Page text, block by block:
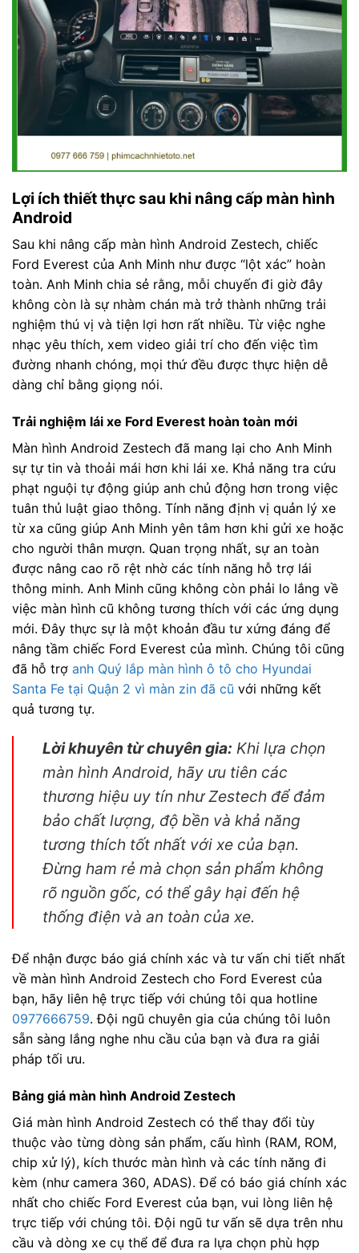
Lợi ích thiết thực sau khi nâng cấp màn hình
Android
Sau khi nâng cấp màn hình Android Zestech, chiếc
Ford Everest của Anh Minh như được “lột xác” hoàn
toàn. Anh Minh chia sẻ rằng, mỗi chuyến đi giờ đây
không còn là sự nhàm chán mà trở thành những trải
nghiệm thú vị và tiện lợi hơn rất nhiều. Từ việc nghe
nhạc yêu thích, xem video giải trí cho đến việc tìm
đường nhanh chóng, mọi thứ đều được thực hiện dễ
dàng chỉ bằng giọng nói.
Trải nghiệm lái xe Ford Everest hoàn toàn mới
Màn hình Android Zestech đã mang lại cho Anh Minh
sự tự tin và thoải mái hơn khi lái xe. Khả năng tra cứu
phạt nguội tự động giúp anh chủ động hơn trong việc
tuân thủ luật giao thông. Tính năng định vị quản lý xe
từ xa cũng giúp Anh Minh yên tâm hơn khi gửi xe hoặc
cho người thân mượn. Quan trọng nhất, sự an toàn
được nâng cao rõ rệt nhờ các tính năng hỗ trợ lái
thông minh. Anh Minh cũng không còn phải lo lắng về
việc màn hình cũ không tương thích với các ứng dụng
mới. Đây thực sự là một khoản đầu tư xứng đáng để
nâng tầm chiếc Ford Everest của mình. Chúng tôi cũng
đã hỗ trợ anh Quý lắp màn hình ô tô cho Hyundai
Santa Fe tại Quận 2 vì màn zin đã cũ với những kết
quả tương tự.
Lời khuyên từ chuyên gia: Khi lựa chọn
màn hình Android, hãy ưu tiên các
thương hiệu uy tín như Zestech để đảm
bảo chất lượng, độ bền và khả năng
tương thích tốt nhất với xe của bạn.
Đừng ham rẻ mà chọn sản phẩm không
rõ nguồn gốc, có thể gây hại đến hệ
thống điện và an toàn của xe.
Để nhận được báo giá chính xác và tư vấn chi tiết nhất
về màn hình Android Zestech cho Ford Everest của
bạn, hãy liên hệ trực tiếp với chúng tôi qua hotline
0977666759. Đội ngũ chuyên gia của chúng tôi luôn
sẵn sàng lắng nghe nhu cầu của bạn và đưa ra giải
pháp tối ưu.
Bảng giá màn hình Android Zestech
Giá màn hình Android Zestech có thể thay đổi tùy
thuộc vào từng dòng sản phẩm, cấu hình (RAM, ROM,
chip xử lý), kích thước màn hình và các tính năng đi
kèm (như camera 360, ADAS). Để có báo giá chính xác
nhất cho chiếc Ford Everest của bạn, vui lòng liên hệ
trực tiếp với chúng tôi. Đội ngũ tư vấn sẽ dựa trên nhu
cầu và dòng xe cụ thể để đưa ra lựa chọn phù hợp